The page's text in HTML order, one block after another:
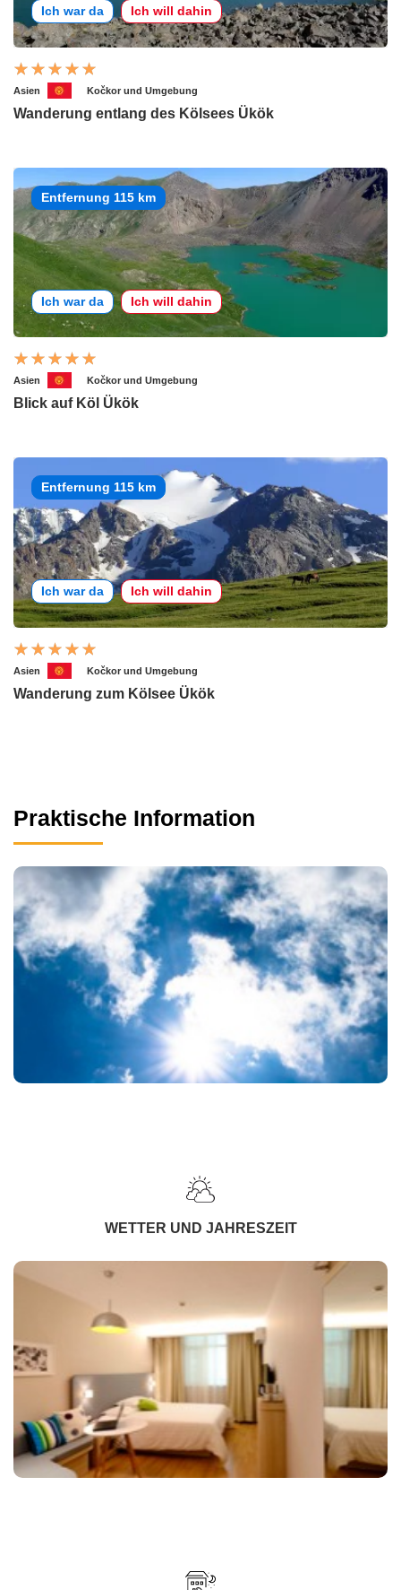
Ich war da Ich will dahin
Asien Kočkor und Umgebung
Wanderung entlang des Kölsees Ükök
Entfernung 115 km
Ich war da Ich will dahin
Asien Kočkor und Umgebung
Blick auf Köl Ükök
Entfernung 115 km
Ich war da Ich will dahin
Asien Kočkor und Umgebung
Wanderung zum Kölsee Ükök
Praktische Information
WETTER UND JAHRESZEIT